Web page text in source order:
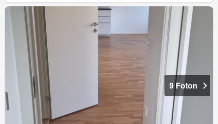
9 Foton